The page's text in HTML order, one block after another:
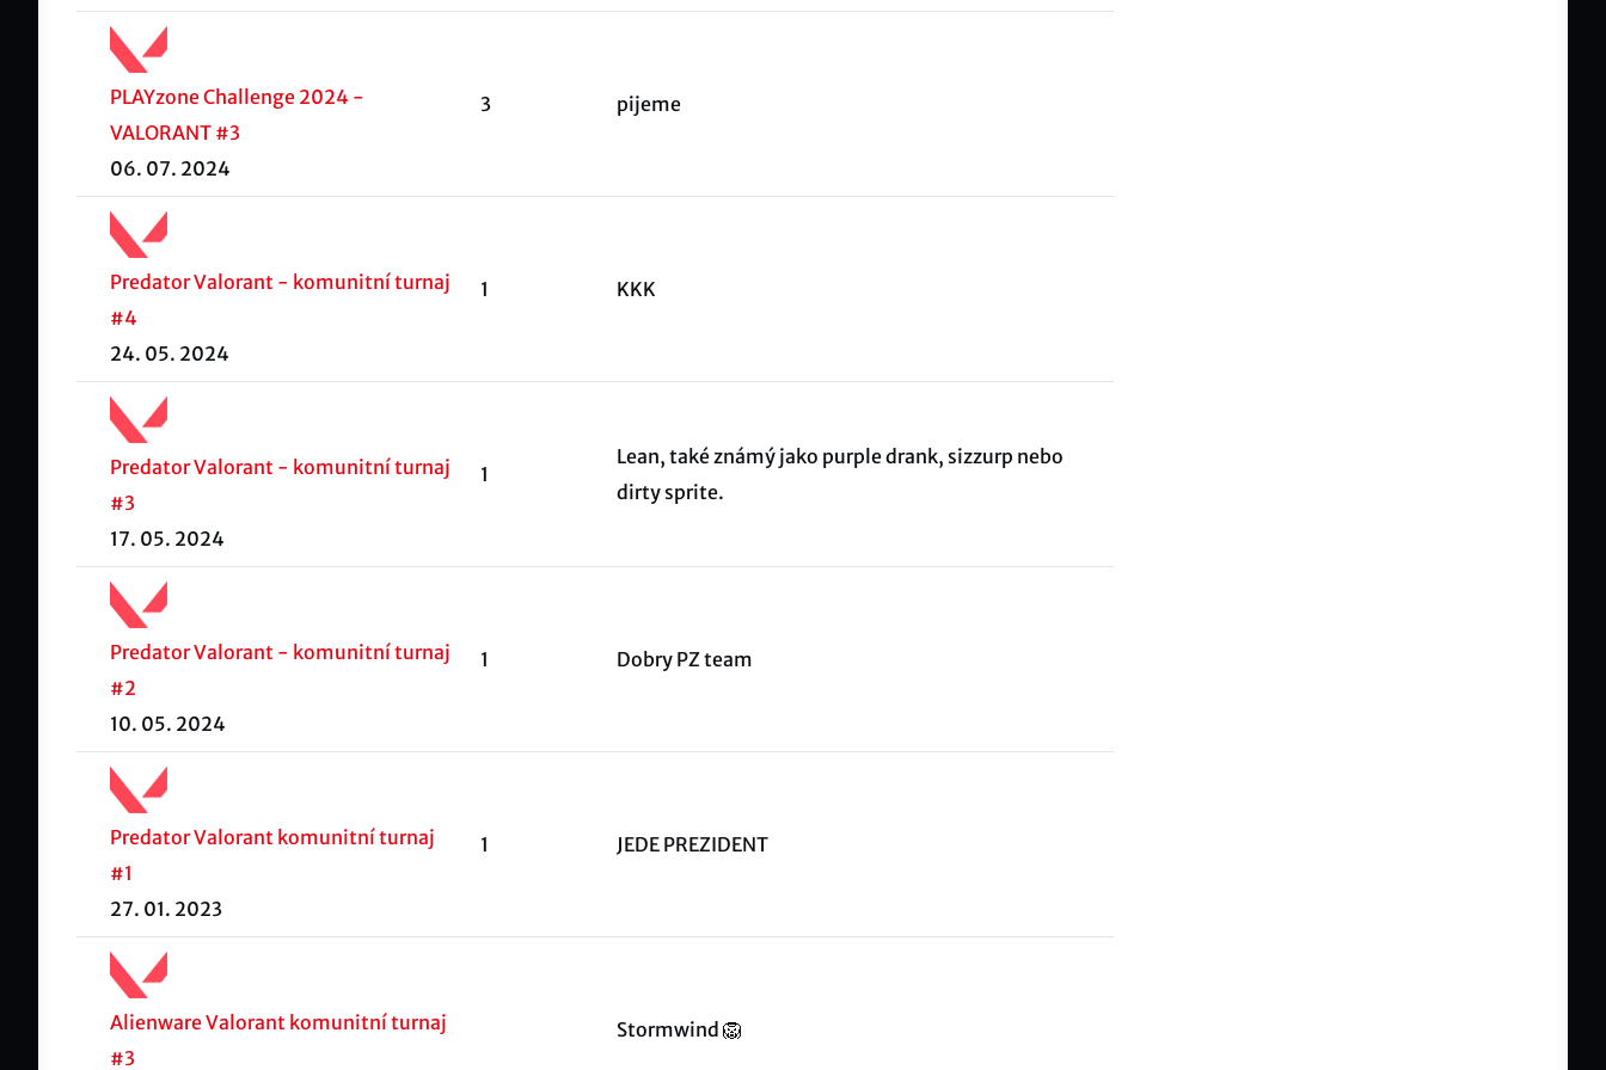
PLAYzone Challenge 2024 -
VALORANT #3
06. 07. 2024
3 pijeme
Predator Valorant - komunitní turnaj
#4
24. 05. 2024
1 KKK
Predator Valorant - komunitní turnaj
#3
17. 05. 2024
1
Lean, také známý jako purple drank, sizzurp nebo
dirty sprite.
Predator Valorant - komunitní turnaj
#2
10. 05. 2024
1 Dobry PZ team
Predator Valorant komunitní turnaj
#1
27. 01. 2023
1 JEDE PREZIDENT
Alienware Valorant komunitní turnaj
#3
Stormwind 🦁